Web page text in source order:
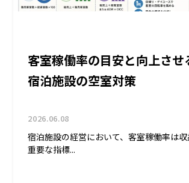
客室稼働率の目安と向上させ
宿泊施設の空室対策
2026.06.08
宿泊施設の経営において、客室稼働率は
重要な指標...